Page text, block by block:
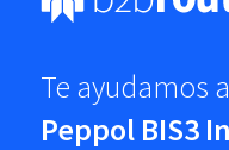
Te ayudamos
Peppol BIS3